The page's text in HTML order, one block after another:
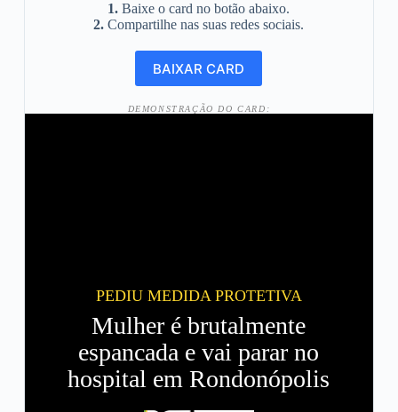
1. Baixe o card no botão abaixo.
2. Compartilhe nas suas redes sociais.
DEMONSTRAÇÃO DO CARD:
PEDIU MEDIDA PROTETIVA
Mulher é brutalmente
espancada e vai parar no
hospital em Rondonópolis